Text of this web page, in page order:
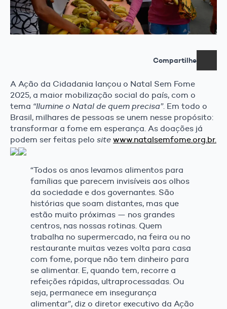
Compartilhe
A Ação da Cidadania lançou o Natal Sem Fome
2025, a maior mobilização social do país, com o
tema “Ilumine o Natal de quem precisa”. Em todo o
Brasil, milhares de pessoas se unem nesse propósito:
transformar a fome em esperança. As doações já
podem ser feitas pelo site www.natalsemfome.org.br.
“Todos os anos levamos alimentos para
famílias que parecem invisíveis aos olhos
da sociedade e dos governantes. São
histórias que soam distantes, mas que
estão muito próximas — nos grandes
centros, nas nossas rotinas. Quem
trabalha no supermercado, na feira ou no
restaurante muitas vezes volta para casa
com fome, porque não tem dinheiro para
se alimentar. E, quando tem, recorre a
refeições rápidas, ultraprocessadas. Ou
seja, permanece em insegurança
alimentar”, diz o diretor executivo da Ação